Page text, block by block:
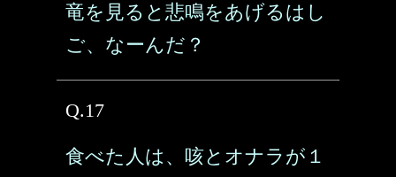
竜を見ると悲鳴をあげるはし
ご、なーんだ？
Q.17
食べた人は、咳とオナラが１